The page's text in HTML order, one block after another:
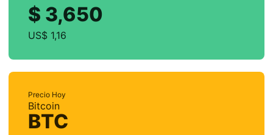
$ 3,650
US$ 1,16
Precio Hoy
Bitcoin
BTC